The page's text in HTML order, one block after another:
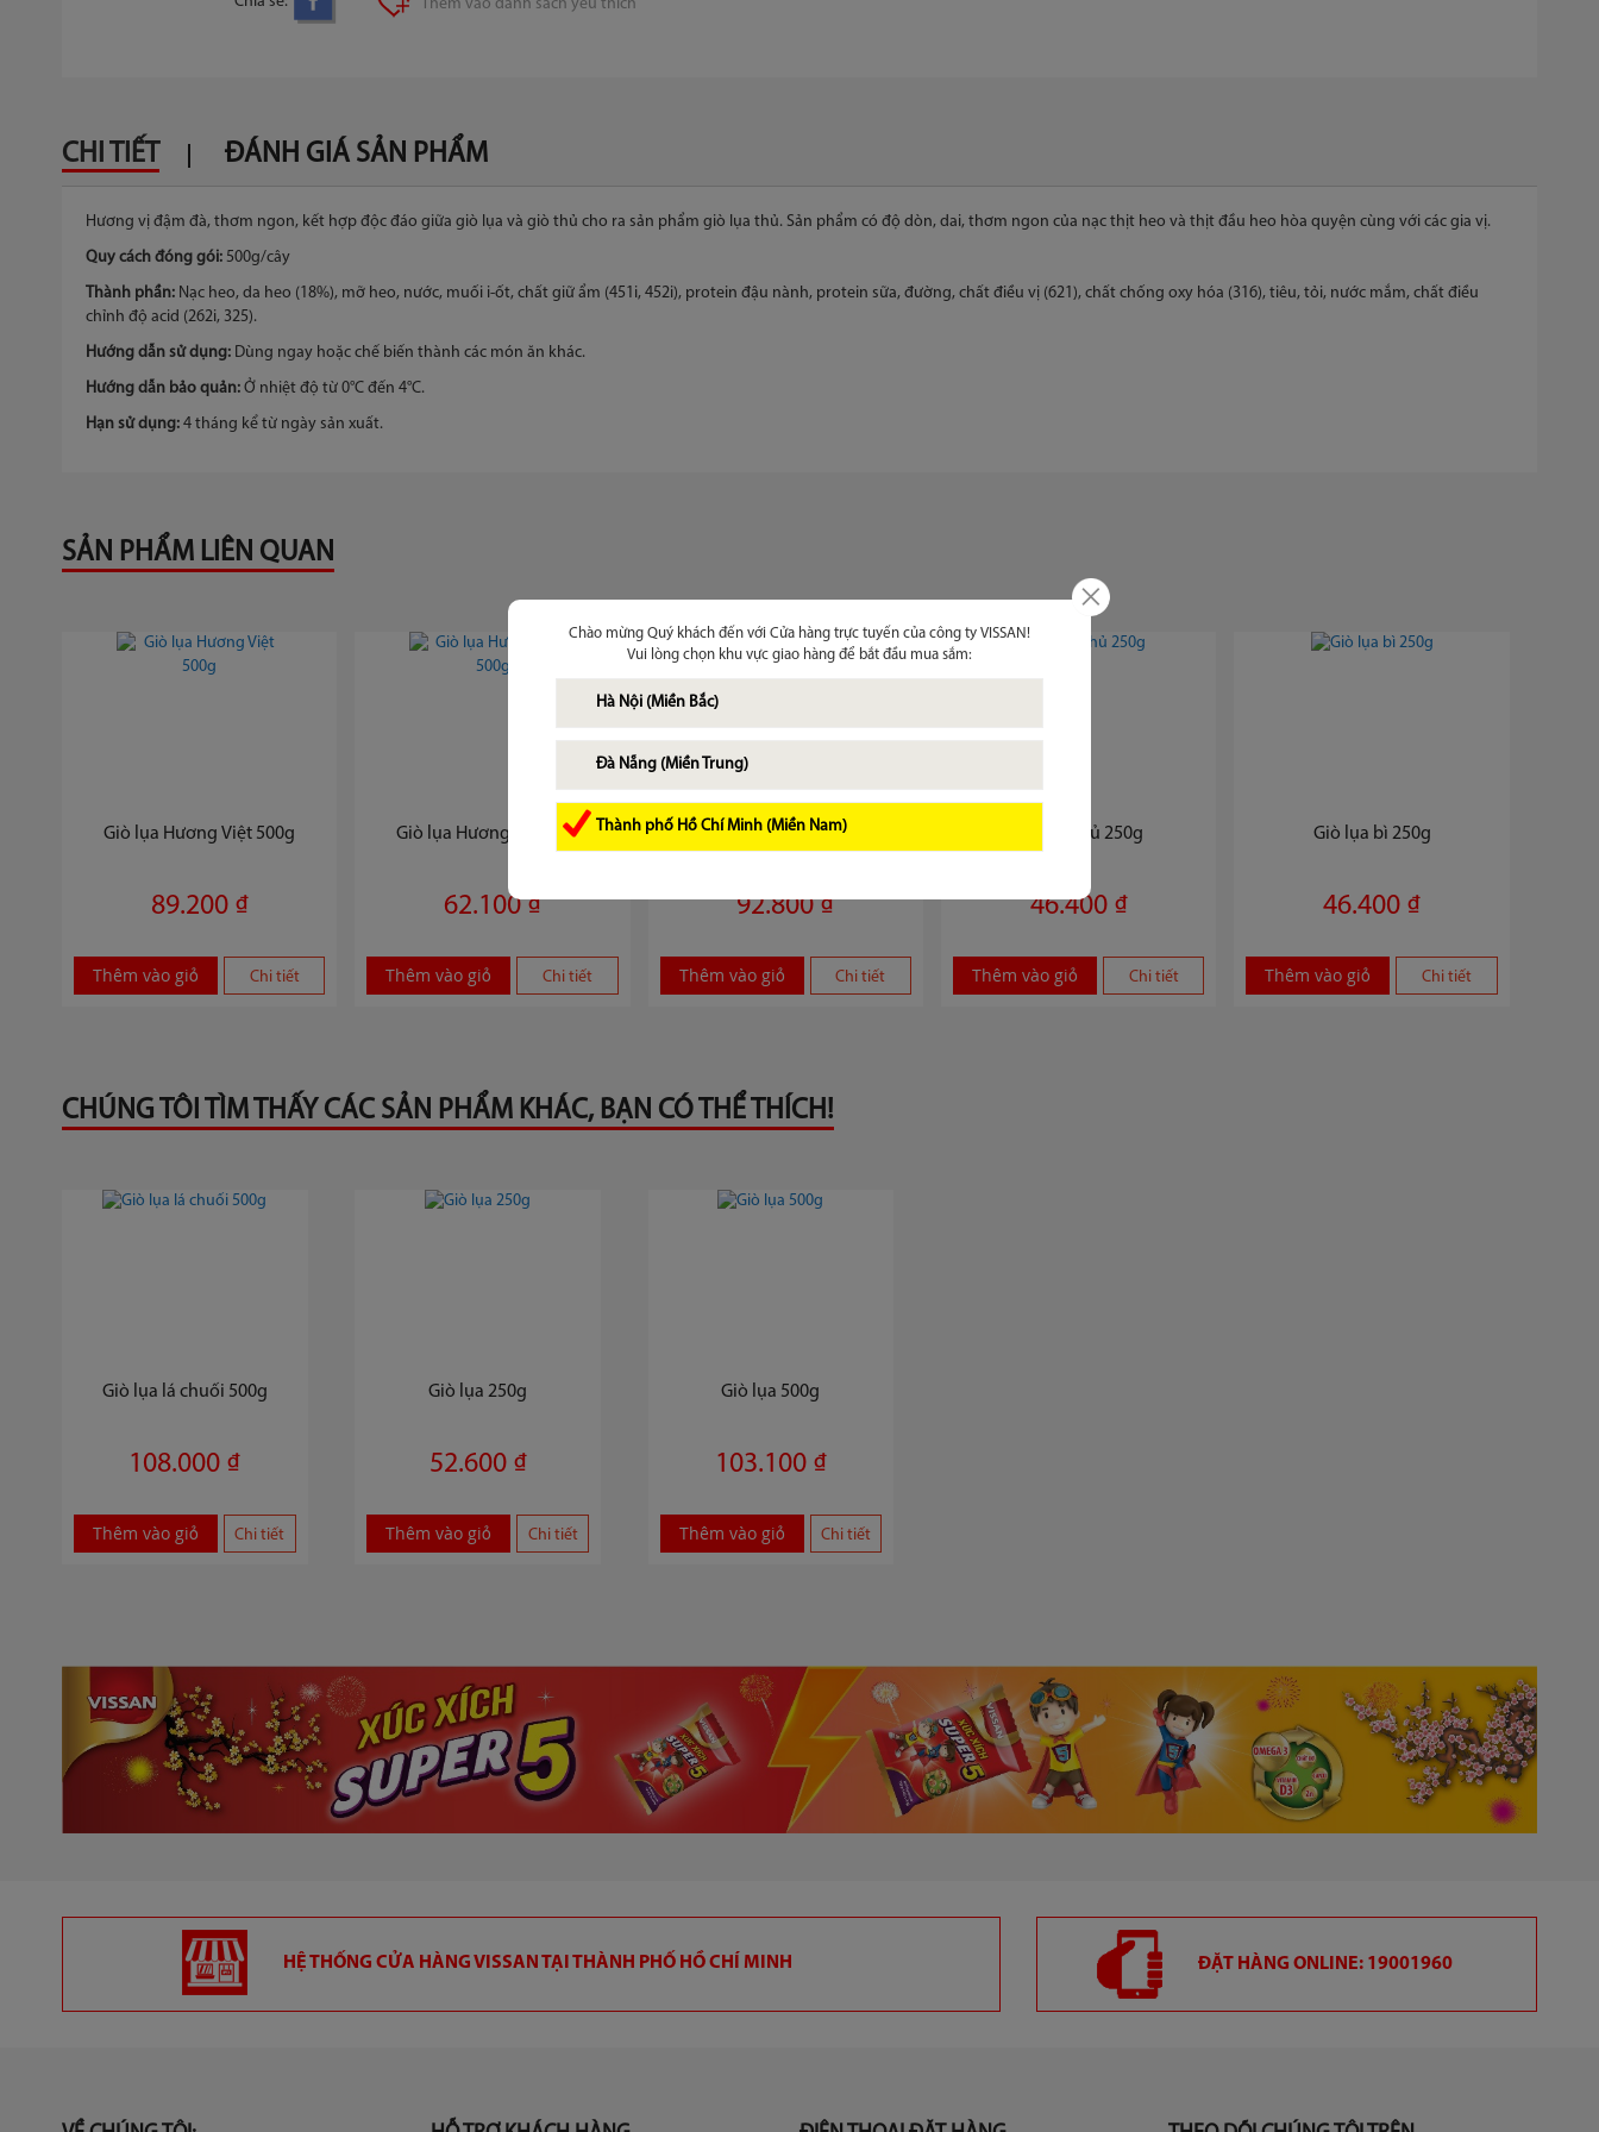
Chào mừng Quý khách đến với Cửa hàng trực tuyến của công ty VISSAN!
Vui lòng chọn khu vực giao hàng để bắt đầu mua sắm:
Hà Nội (Miền Bắc)
Đà Nẵng (Miền Trung)
Thành phố Hồ Chí Minh (Miền Nam)
ảnh
Thêm vào danh sách yêu thích
CHI TIẾT
Hương vị đậm đà, thơm ngon, kết hợp độc đáo giữa giò lụa và giò thủ cho ra sản phẩm giò lụa thủ. Sản phẩm có độ dòn, dai, thơm ngon của nạc thịt heo và thịt đầu heo hòa quyện cùng với các gia vị.
Quy cách đóng gói: 500g/cây
Thành phần: Nạc heo, da heo (18%), mỡ heo, nước, muối i-ốt, chất giữ ẩm (451i, 452i), protein đậu nành, protein sữa, đường, chất điều vị (621), chất chống oxy hóa (316), tiêu, tỏi, nước mắm, chất điều
chỉnh độ acid (262i, 325).
Hướng dẫn sử dụng: Dùng ngay hoặc chế biến thành các món ăn khác.
Hướng dẫn bảo quản: Ở nhiệt độ từ 0°C đến 4°C.
Hạn sử dụng: 4 tháng kể từ ngày sản xuất.
ĐÁNH GIÁ SẢN PHẨM
SẢN PHẨM LIÊN QUAN
Giò lụa Hương Việt 500g
89.200 ₫
Thêm vào giỏ Chi tiết
Giò lụa Hương Quê 500g
62.100 ₫
Thêm vào giỏ Chi tiết
Giò lụa thủ 500g
92.800 ₫
Thêm vào giỏ Chi tiết
Giò lụa thủ 250g
46.400 ₫
Thêm vào giỏ Chi tiết
Giò lụa bì 250g
46.400 ₫
Thêm vào giỏ Chi tiết
CHÚNG TÔI TÌM THẤY CÁC SẢN PHẨM KHÁC, BẠN CÓ THỂ THÍCH!
Giò lụa lá chuối 500g
108.000 ₫
Thêm vào giỏ Chi tiết
Giò lụa 250g
52.600 ₫
Thêm vào giỏ Chi tiết
Giò lụa 500g
103.100 ₫
Thêm vào giỏ Chi tiết
HỆ THỐNG CỬA HÀNG VISSAN TẠI THÀNH PHỐ HỒ CHÍ MINH ĐẶT HÀNG ONLINE: 19001960